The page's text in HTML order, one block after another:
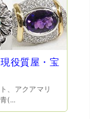
に感激いたしま
品の購入)慣れて
う、とても良い
。この度は、本
役質屋・宝
、アクアマリ
(...